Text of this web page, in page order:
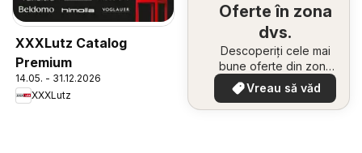
XXXLutz Catalog
Premium
14.05. - 31.12.2026
XXXLutz
Oferte în zona
dvs.
Descoperiți cele mai
bune oferte din zona
dumneavoastră
Vreau să văd